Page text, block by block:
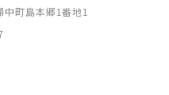
中町島本郷1番地1